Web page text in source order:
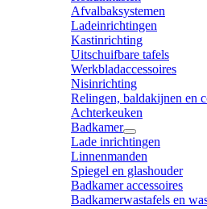
Afvalbaksystemen
Ladeinrichtingen
Kastinrichting
Uitschuifbare tafels
Werkbladaccessoires
Nisinrichting
Relingen, baldakijnen en
Achterkeuken
Badkamer
Lade inrichtingen
Linnenmanden
Spiegel en glashouder
Badkamer accessoires
Badkamerwastafels en